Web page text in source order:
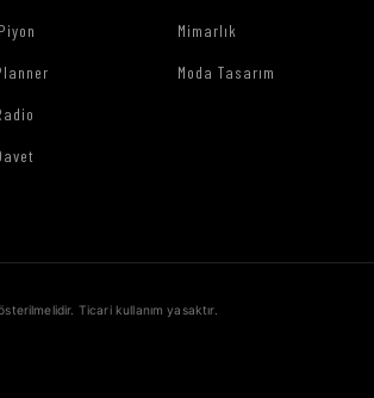
Mimarlık
Moda Tasarım
Ticari kullanım yasaktır.